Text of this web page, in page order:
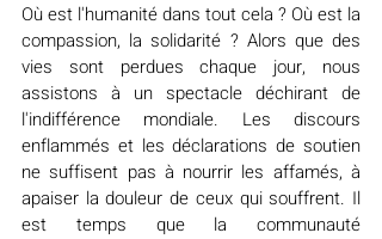
Où est l'humanité dans tout cela ? Où est la
compassion, la solidarité ? Alors que des
vies sont perdues chaque jour, nous
assistons à un spectacle déchirant de
l'indifférence mondiale. Les discours
enflammés et les déclarations de soutien
ne suffisent pas à nourrir les affamés, à
apaiser la douleur de ceux qui souffrent. Il
est temps que la communauté